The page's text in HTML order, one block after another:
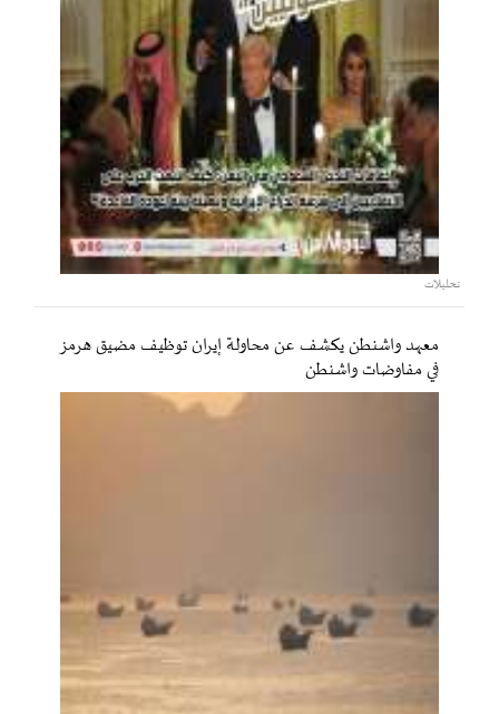
تحليلات
معهد واشنطن يكشف عن محاولة إيران توظيف مضيق هرمز
في مفاوضات واشنطن